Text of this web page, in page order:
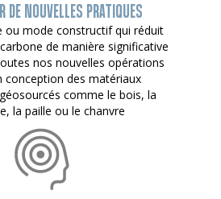
DE NOUVELLES PRATIQUES
ou mode constructif qui réduit
de manière significative
nos nouvelles opérations
conception des matériaux
comme le bois, la
la paille ou le chanvre